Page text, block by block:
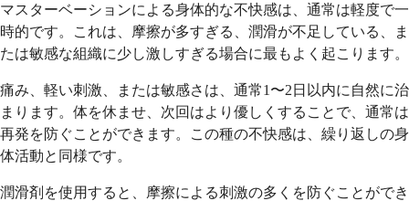
マスターベーションによる身体的な不快感は、通常は軽度で一
時的です。これは、摩擦が多すぎる、潤滑が不足している、ま
たは敏感な組織に少し激しすぎる場合に最もよく起こります。
痛み、軽い刺激、または敏感さは、通常1〜2日以内に自然に治
まります。体を休ませ、次回はより優しくすることで、通常は
再発を防ぐことができます。この種の不快感は、繰り返しの身
体活動と同様です。
潤滑剤を使用すると、摩擦による刺激の多くを防ぐことができ